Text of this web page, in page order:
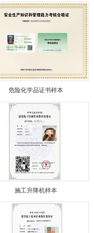
危险化学品证书样本
施工升降机样本